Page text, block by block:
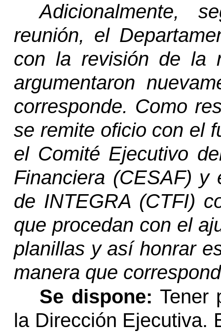
Adicionalmente,
reunión, el
con la revisión de la
argumentaron
corresponde. Como
se remite oficio con el
el Comité Ejecutivo
Financiera (CESAF) y
de INTEGRA (CTFI)
que procedan con el
planillas y así honrar
manera que
Se dispone: Tener
la Dirección Ejecutiva.